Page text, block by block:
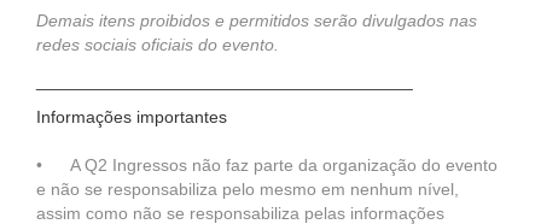
Demais itens proibidos e permitidos serão divulgados nas
redes sociais oficiais do evento.
Informações importantes
• A Q2 Ingressos não faz parte da organização do evento
e não se responsabiliza pelo mesmo em nenhum nível,
assim como não se responsabiliza pelas informações